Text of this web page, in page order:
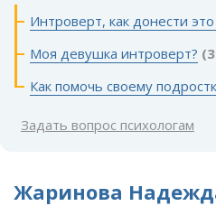
Интроверт, как донести
Моя девушка интроверт?
Как помочь своему
Задать вопрос психологам
Жаринова